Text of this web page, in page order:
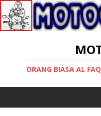
ORANG BIASA AL